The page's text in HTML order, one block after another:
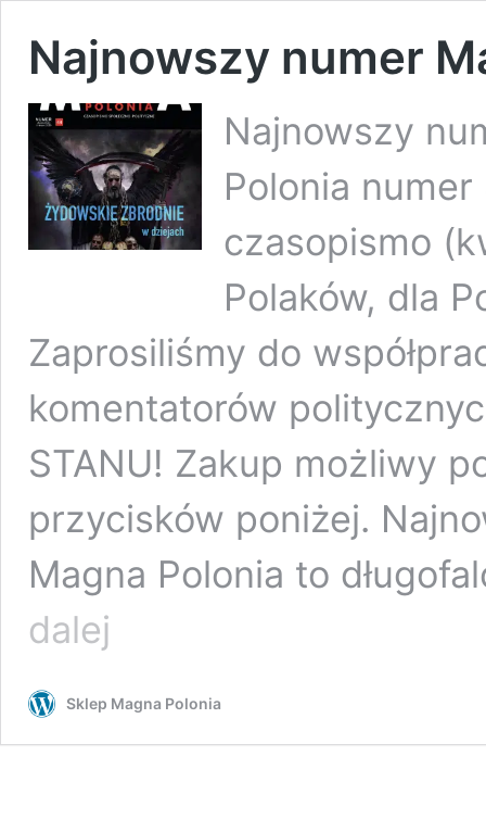
Najnowszy numer
Najnowszy
Polonia
czasopismo
Polaków, dla
Zaprosiliśmy do
komentatorów
STANU! Zakup możliwy
przycisków poniżej.
Magna Polonia to
dalej
Sklep Magna Polonia